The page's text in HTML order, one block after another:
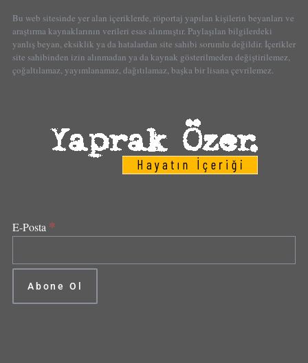
Bu web sitesinde yer alan içeriklerde, röportaj yapılan kişilerin beyanları ve
araştırma kaynaklarının verileri esas alınmıştır. Paylaşılan bilgilerdeki
yanlış beyan, eksiklik ya da hatalardan site sahibi sorumlu değildir. İçerikler
site sahibinden izin alınmadan ya da kaynak gösterilmeden değiştirilemez,
çoğaltılamaz, yayımlanamaz, dağıtılamaz, başka bir lisana çevrilemez.
E-Posta *